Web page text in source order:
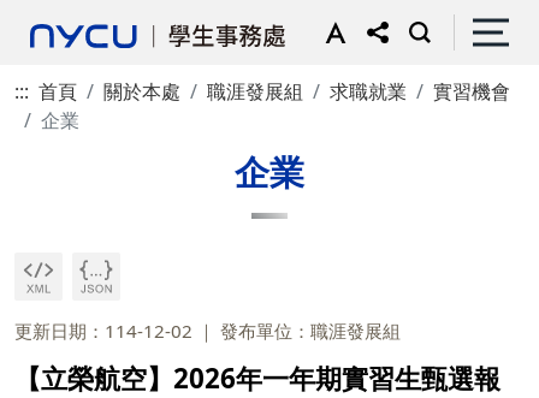
::: 首頁 關於本處 職涯發展組 求職就業
實習機會
企業
企業
更新日期：114-12-02 發布單位：職涯發展組
【立榮航空】2026年一年期實習生甄選報